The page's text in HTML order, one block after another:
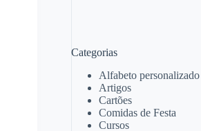
Categorias
Alfabeto personalizado
Artigos
Cartões
Comidas de Festa
Cursos